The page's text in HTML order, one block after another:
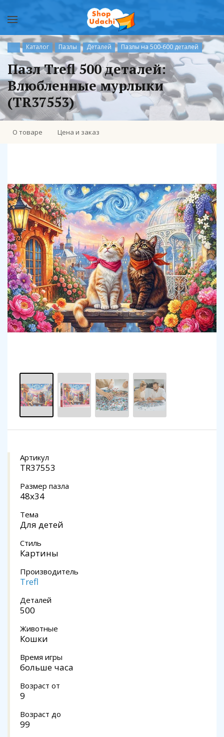
Каталог Пазлы Деталей Пазлы на 500-600 деталей
Пазл Trefl 500 деталей:
Влюбленные мурлыки
(TR37553)
О товаре Цена и заказ
Артикул
TR37553
Размер пазла
48x34
Тема
Для детей
Стиль
Картины
Производитель
Trefl
Деталей
500
Животные
Кошки
Время игры
больше часа
Возраст от
9
Возраст до
99